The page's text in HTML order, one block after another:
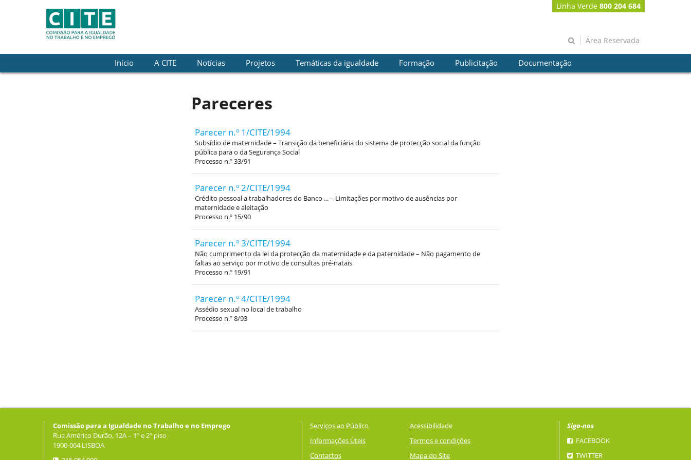
Linha Verde 800 204 684
Área Reservada
Início A CITE Notícias Projetos Temáticas da igualdade Formação Publicitação Documentação
Pareceres
Parecer n.º 1/CITE/1994
Subsídio de maternidade – Transição da beneficiária do sistema de protecção social da função
pública para o da Segurança Social
Processo n.º 33/91
Parecer n.º 2/CITE/1994
Crédito pessoal a trabalhadores do Banco ... – Limitações por motivo de ausências por
maternidade e aleitação
Processo n.º 15/90
Parecer n.º 3/CITE/1994
Não cumprimento da lei da protecção da maternidade e da paternidade – Não pagamento de
faltas ao serviço por motivo de consultas pré-natais
Processo n.º 19/91
Parecer n.º 4/CITE/1994
Assédio sexual no local de trabalho
Processo n.º 8/93
Comissão para a Igualdade no Trabalho e no Emprego
Rua Américo Durão, 12A – 1º e 2º piso
1900-064 LISBOA
Serviços ao Público
Informações Úteis
Contactos
Acessibilidade
Termos e condições
Mapa do Site
Siga-nos
FACEBOOK
TWITTER